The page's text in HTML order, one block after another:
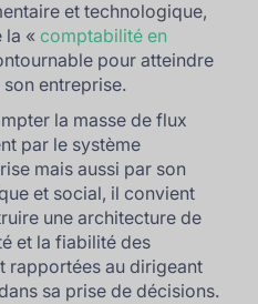
et technologique,
la «comptabilité en
pour atteindre
entreprise.
la masse de flux
par le système
mais aussi par son
et social, il convient
une architecture de
et la fiabilité des
rapportées au dirigeant
sa prise de décisions.